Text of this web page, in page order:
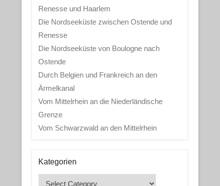
Renesse und Haarlem
Die Nordseeküste zwischen Ostende und
Renesse
Die Nordseeküste von Boulogne nach
Ostende
Durch Belgien und Frankreich an den
Ärmelkanal
Vom Mittelrhein an die Niederländische
Grenze
Vom Schwarzwald an den Mittelrhein
Kategorien
Kategorien